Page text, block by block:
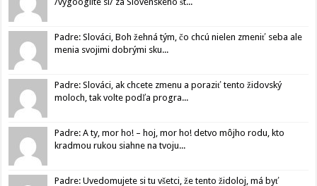
Padre: Slováci, Boh žehná tým, čo chcú nielen zmeniť seba ale
menia svojimi dobrými sku...
Padre: Slováci, ak chcete zmenu a poraziť tento židovský
moloch, tak volte podľa progra...
Padre: A ty, mor ho! – hoj, mor ho! detvo môjho rodu, kto
kradmou rukou siahne na tvoju...
Padre: Uvedomujete si tu všetci, že tento židoloj, má byť